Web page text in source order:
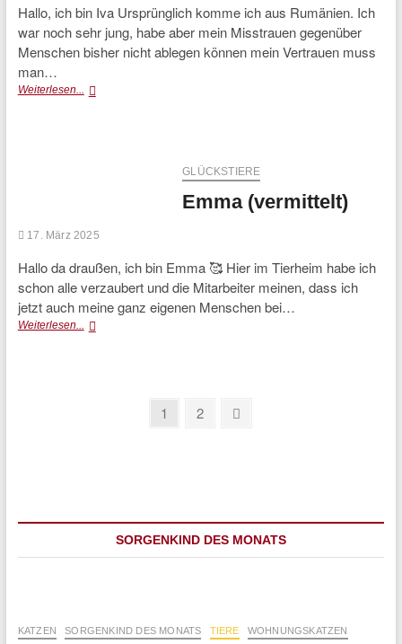
Hallo, ich bin Iva Ursprünglich komme ich aus Rumänien. Ich
war noch sehr jung, habe aber mein Misstrauen gegenüber
Menschen bisher nicht ablegen können mein Vertrauen muss
man…
Weiterlesen... Iva
GLÜCKSTIERE
Emma (vermittelt)
17. März 2025
Hallo da draußen, ich bin Emma 🥰 Hier im Tierheim habe ich
schon alle verzaubert und die Mitarbeiter meinen, dass ich
jetzt auch meine ganz eigenen Menschen bei…
Weiterlesen... Emma
Seitennummerierung
Page
1 Page
2
SORGENKIND DES MONATS
KATZEN SORGENKIND DES MONATS TIERE WOHNUNGSKATZEN